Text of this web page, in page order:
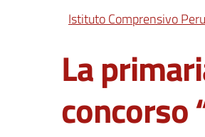
Istituto Comprensivo
La
concorso